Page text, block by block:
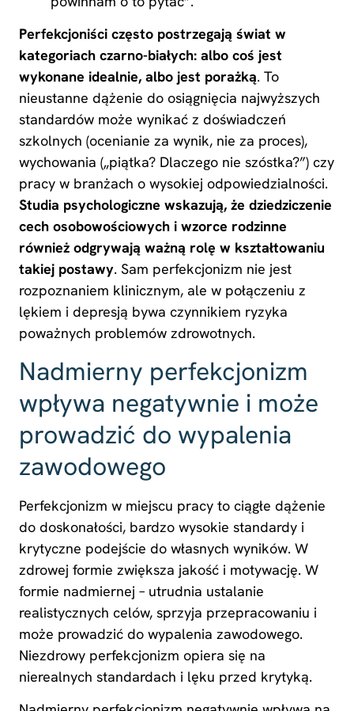
Perfekcjoniści często postrzegają świat w
kategoriach czarno-białych: albo coś jest
wykonane idealnie, albo jest porażką. To
nieustanne dążenie do osiągnięcia najwyższych
standardów może wynikać z doświadczeń
szkolnych (ocenianie za wynik, nie za proces),
wychowania („piątka? Dlaczego nie szóstka?”) czy
pracy w branżach o wysokiej odpowiedzialności.
Studia psychologiczne wskazują, że dziedziczenie
cech osobowościowych i wzorce rodzinne
również odgrywają ważną rolę w kształtowaniu
takiej postawy. Sam perfekcjonizm nie jest
rozpoznaniem klinicznym, ale w połączeniu z
lękiem i depresją bywa czynnikiem ryzyka
poważnych problemów zdrowotnych.
Nadmierny perfekcjonizm
wpływa negatywnie i może
prowadzić do wypalenia
zawodowego
Perfekcjonizm w miejscu pracy to ciągłe dążenie
do doskonałości, bardzo wysokie standardy i
krytyczne podejście do własnych wyników. W
zdrowej formie zwiększa jakość i motywację. W
formie nadmiernej – utrudnia ustalanie
realistycznych celów, sprzyja przepracowaniu i
może prowadzić do wypalenia zawodowego.
Niezdrowy perfekcjonizm opiera się na
nierealnych standardach i lęku przed krytyką.